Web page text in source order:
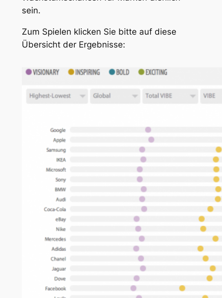
sein.
Zum Spielen klicken Sie bitte auf diese
Übersicht der Ergebnisse: